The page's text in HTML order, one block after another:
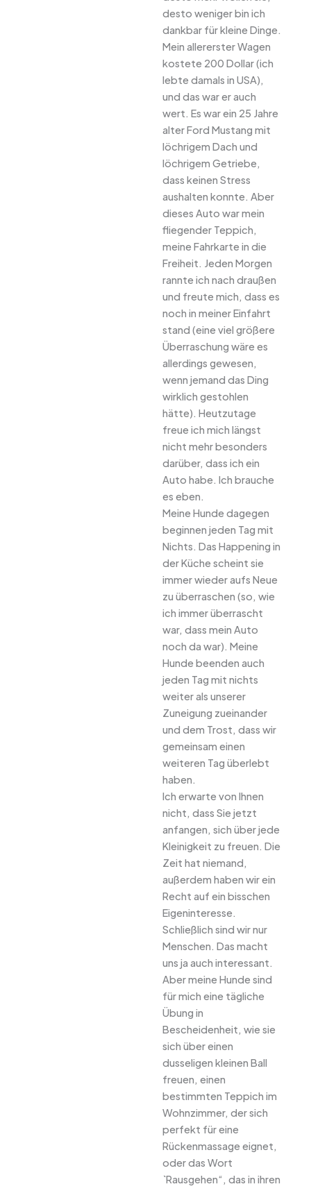
desto weniger bin ich
dankbar für kleine Dinge.
Mein allererster Wagen
kostete 200 Dollar (ich
lebte damals in USA),
und das war er auch
wert. Es war ein 25 Jahre
alter Ford Mustang mit
löchrigem Dach und
löchrigem Getriebe,
dass keinen Stress
aushalten konnte. Aber
dieses Auto war mein
fliegender Teppich,
meine Fahrkarte in die
Freiheit. Jeden Morgen
rannte ich nach draußen
und freute mich, dass es
noch in meiner Einfahrt
stand (eine viel größere
Überraschung wäre es
allerdings gewesen,
wenn jemand das Ding
wirklich gestohlen
hätte). Heutzutage
freue ich mich längst
nicht mehr besonders
darüber, dass ich ein
Auto habe. Ich brauche
es eben.
Meine Hunde dagegen
beginnen jeden Tag mit
Nichts. Das Happening in
der Küche scheint sie
immer wieder aufs Neue
zu überraschen (so, wie
ich immer überrascht
war, dass mein Auto
noch da war). Meine
Hunde beenden auch
jeden Tag mit nichts
weiter als unserer
Zuneigung zueinander
und dem Trost, dass wir
gemeinsam einen
weiteren Tag überlebt
haben.
Ich erwarte von Ihnen
nicht, dass Sie jetzt
anfangen, sich über jede
Kleinigkeit zu freuen. Die
Zeit hat niemand,
außerdem haben wir ein
Recht auf ein bisschen
Eigeninteresse.
Schließlich sind wir nur
Menschen. Das macht
uns ja auch interessant.
Aber meine Hunde sind
für mich eine tägliche
Übung in
Bescheidenheit, wie sie
sich über einen
dusseligen kleinen Ball
freuen, einen
bestimmten Teppich im
Wohnzimmer, der sich
perfekt für eine
Rückenmassage eignet,
oder das Wort
`Rausgehen“, das in ihren